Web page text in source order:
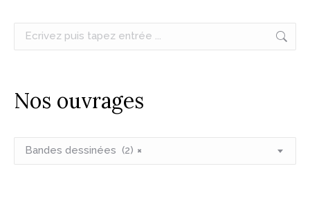
Recherche
:
Nos ouvrages
×
Bandes dessinées (2)